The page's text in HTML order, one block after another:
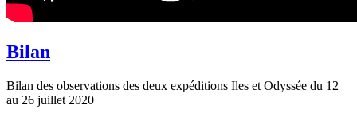
Bilan
Bilan des observations des deux expéditions Iles et Odyssée du 12
au 26 juillet 2020